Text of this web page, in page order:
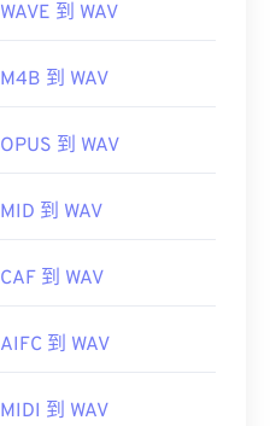
WAVE 到 WAV
M4B 到 WAV
OPUS 到 WAV
MID 到 WAV
CAF 到 WAV
AIFC 到 WAV
MIDI 到 WAV